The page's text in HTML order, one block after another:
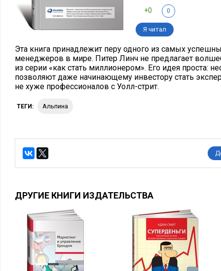
+0
0
Я читал
Эта книга принадлежит перу одного из самых
менеджеров в мире. Питер Линч не предлагает
из серии «как стать миллионером». Его идея проста:
позволяют даже начинающему инвестору стать
не хуже профессионалов с Уолл-стрит.
ТЕГИ: Альпина
ДРУГИЕ КНИГИ ИЗДАТЕЛЬСТВА